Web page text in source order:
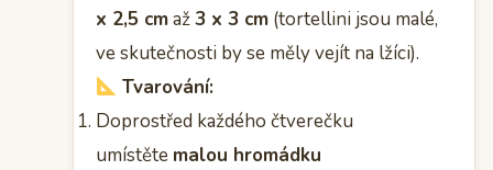
x 2,5 cmaž3 x 3 cm (tortellini jsou malé,
ve skutečnosti by se měly vejít na lžíci).
Tvarování:
Doprostřed každého čtverečku
umístěte malou hromádku